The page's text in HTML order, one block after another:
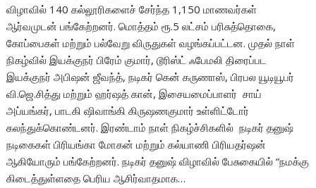
விழாவில் 140 கல்லூரிகளைச் சேர்ந்த 1,150 மாணவர்கள்
ஆர்வமுடன் பங்கேற்றனர். மொத்தம் ரூ.5 லட்சம் பரிசுத்தொகை,
கோப்பைகள் மற்றும் பல்வேறு விருதுகள் வழங்கப்பட்டன. முதல் நாள்
நிகழ்வில் இயக்குநர் பிரேம் குமார், டூரிஸ்ட் ஃபேமலி திரைப்பட
இயக்குநர் அபிஷன் ஜீவந்த், நடிகர் கென் கருணாஸ், பிரபல யூடியூபர்
வி.ஜெ.சித்து மற்றும் ஹர்ஷத் கான், இசையமைப்பாளர் சாய்
அப்யங்கர், பாடகி ஷிவாங்கி கிருஷணகுமார் உள்ளிட்டோர்
கலந்துக்கொண்டனர். இரண்டாம் நாள் நிகழ்ச்சிகளில் நடிகர் தனுஷ்
நடிகைகள் பிரியங்கா மோகன் மற்றும் கல்யாணி பிரியதர்ஷன்
ஆகியோரும் பங்கேற்றனர். நடிகர் தனுஷ் விழாவில் பேசுகையில் “நமக்கு
கிடைத்துள்ளதை பெரிய ஆசிர்வாதமாக…